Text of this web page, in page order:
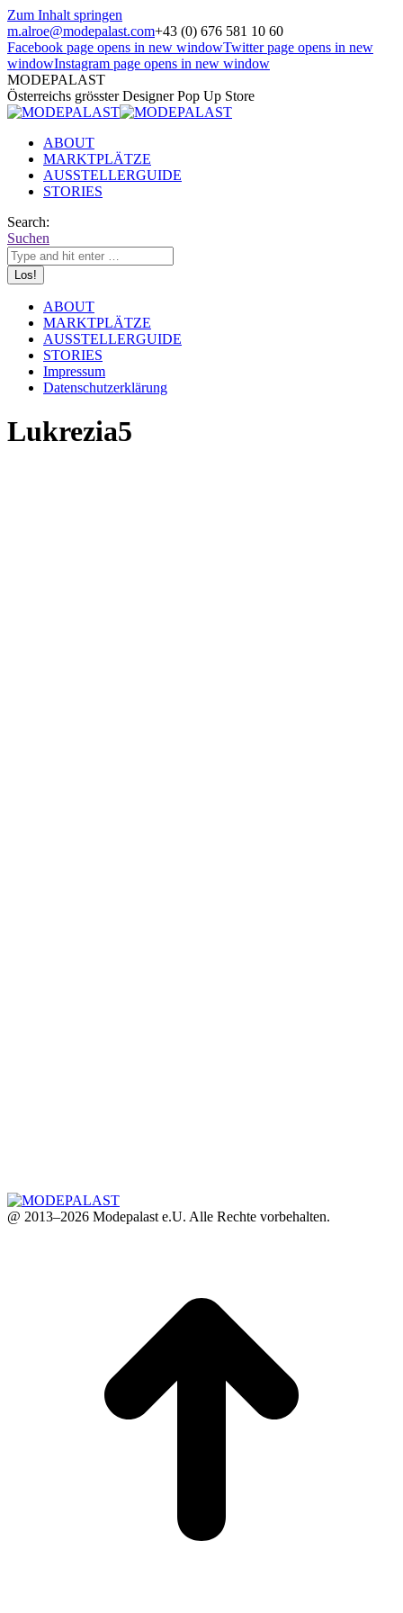
Zum Inhalt springen
m.alroe@modepalast.com+43 (0) 676 581 10 60
Facebook page opens in new windowTwitter page opens in new
windowInstagram page opens in new window
MODEPALAST
Österreichs grösster Designer Pop Up Store
ABOUT
MARKTPLÄTZE
AUSSTELLERGUIDE
STORIES
Search:
Suchen
ABOUT
MARKTPLÄTZE
AUSSTELLERGUIDE
STORIES
Impressum
Datenschutzerklärung
Lukrezia5
@ 2013–2026 Modepalast e.U. Alle Rechte vorbehalten.